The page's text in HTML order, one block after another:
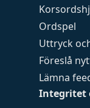
Ordspel
Uttryck
Föreslå
Lämna
Integritet